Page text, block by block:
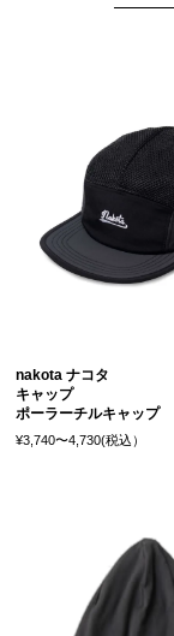
nakota ナコタ
キャップ
ポーラーチルキャップ
¥3,740〜4,730(税込）